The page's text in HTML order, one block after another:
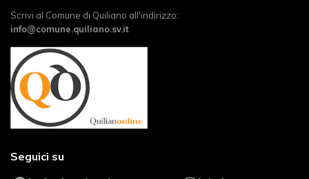
Scrivi al Comune di Quiliano all'indirizzo:
info@comune.quiliano.sv.it
Seguici su